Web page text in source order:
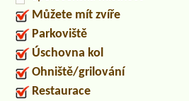
Můžete mít zvíře
Parkoviště
Úschovna kol
Ohniště/grilování
Restaurace